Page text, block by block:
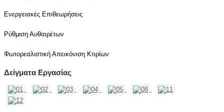
Ενεργειακές Επιθεωρήσεις
Ρύθμιση Αυθαιρέτων
Φωτορεαλιστική Απεικόνιση Κτιρίων
Δείγματα Εργασίας